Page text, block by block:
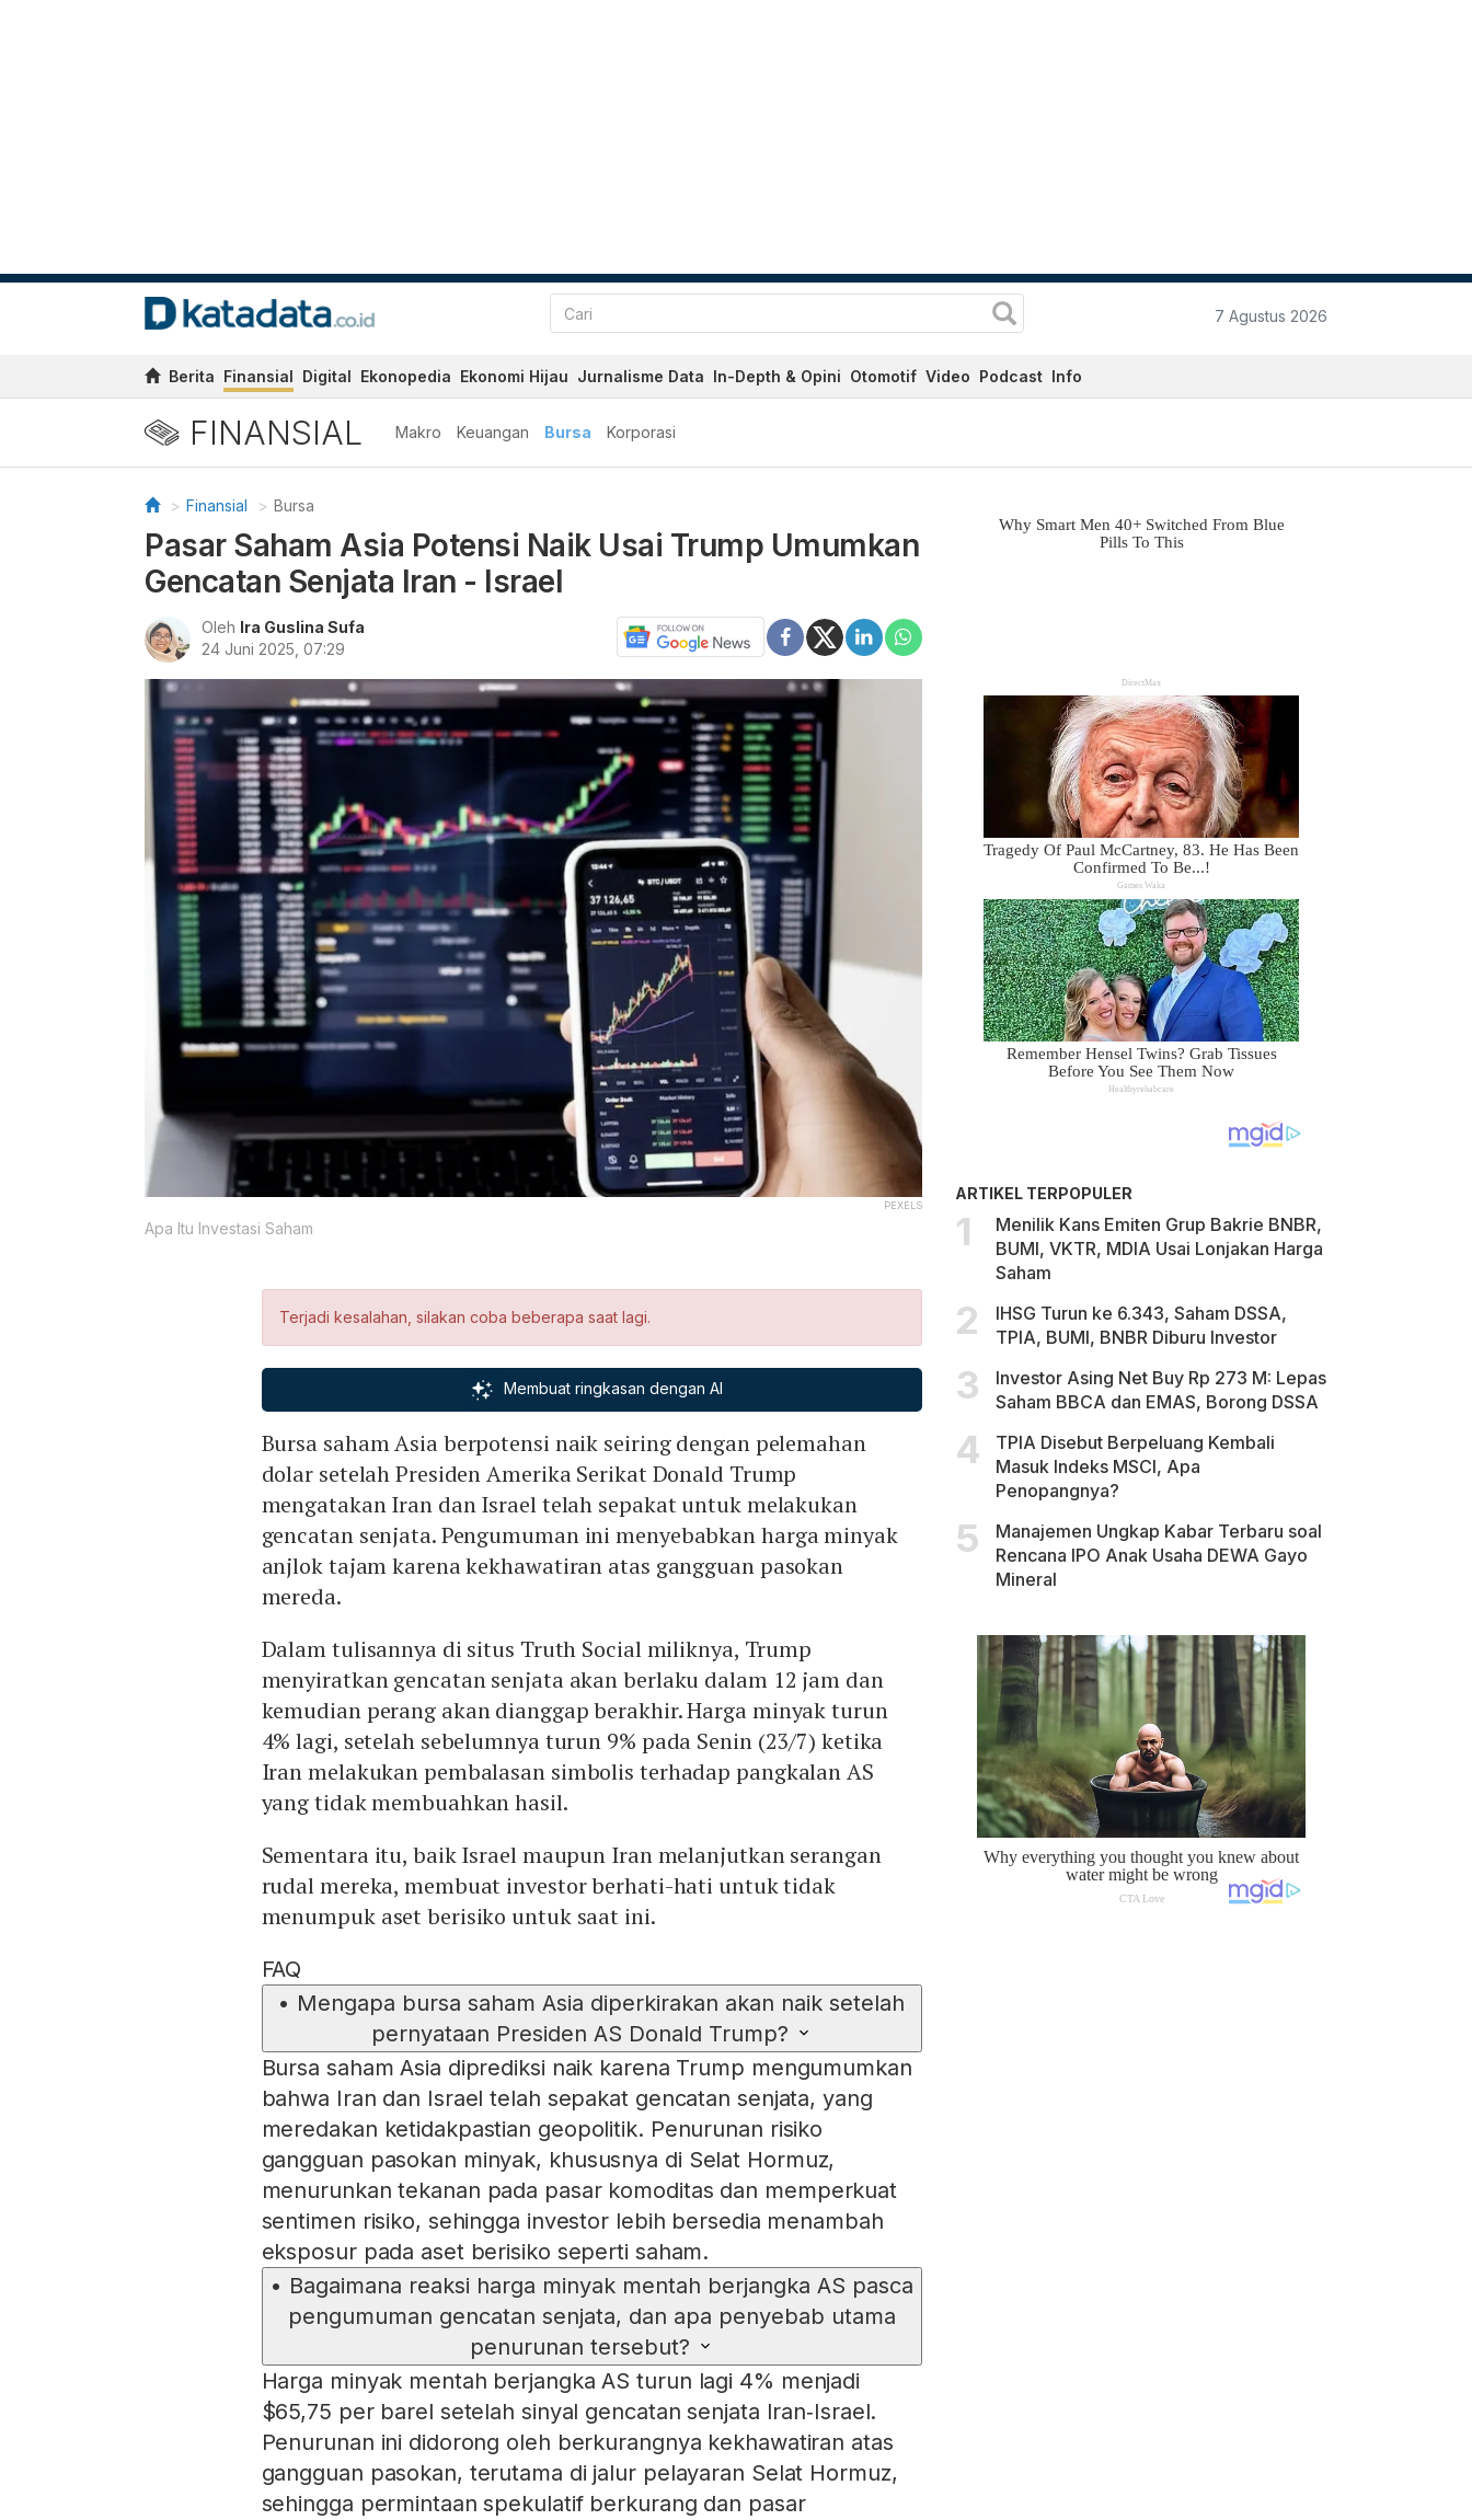
7 Agustus 2026
Berita Finansial Digital Ekonopedia Ekonomi Hijau Jurnalisme Data In-Depth & Opini Otomotif Video Podcast Info
FINANSIAL Makro Keuangan Bursa Korporasi
Finansial Bursa
Pasar Saham Asia Potensi Naik Usai Trump Umumkan
Gencatan Senjata Iran - Israel
Oleh Ira Guslina Sufa
24 Juni 2025, 07:29
PEXELS
Apa Itu Investasi Saham
Terjadi kesalahan, silakan coba beberapa saat lagi.
Membuat ringkasan dengan AI
Bursa saham Asia berpotensi naik seiring dengan pelemahan
dolar setelah Presiden Amerika Serikat Donald Trump
mengatakan Iran dan Israel telah sepakat untuk melakukan
gencatan senjata. Pengumuman ini menyebabkan harga minyak
anjlok tajam karena kekhawatiran atas gangguan pasokan
mereda.
Dalam tulisannya di situs Truth Social miliknya, Trump
menyiratkan gencatan senjata akan berlaku dalam 12 jam dan
kemudian perang akan dianggap berakhir. Harga minyak turun
4% lagi, setelah sebelumnya turun 9% pada Senin (23/7) ketika
Iran melakukan pembalasan simbolis terhadap pangkalan AS
yang tidak membuahkan hasil.
Sementara itu, baik Israel maupun Iran melanjutkan serangan
rudal mereka, membuat investor berhati-hati untuk tidak
menumpuk aset berisiko untuk saat ini.
FAQ
• Mengapa bursa saham Asia diperkirakan akan naik setelah
pernyataan Presiden AS Donald Trump?
Bursa saham Asia diprediksi naik karena Trump mengumumkan
bahwa Iran dan Israel telah sepakat gencatan senjata, yang
meredakan ketidakpastian geopolitik. Penurunan risiko
gangguan pasokan minyak, khususnya di Selat Hormuz,
menurunkan tekanan pada pasar komoditas dan memperkuat
sentimen risiko, sehingga investor lebih bersedia menambah
eksposur pada aset berisiko seperti saham.
• Bagaimana reaksi harga minyak mentah berjangka AS pasca
pengumuman gencatan senjata, dan apa penyebab utama
penurunan tersebut?
Harga minyak mentah berjangka AS turun lagi 4% menjadi
$65,75 per barel setelah sinyal gencatan senjata Iran‑Israel.
Penurunan ini didorong oleh berkurangnya kekhawatiran atas
gangguan pasokan, terutama di jalur pelayaran Selat Hormuz,
sehingga permintaan spekulatif berkurang dan pasar
ARTIKEL TERPOPULER
Menilik Kans Emiten Grup Bakrie BNBR,
BUMI, VKTR, MDIA Usai Lonjakan Harga
Saham
IHSG Turun ke 6.343, Saham DSSA,
TPIA, BUMI, BNBR Diburu Investor
Investor Asing Net Buy Rp 273 M: Lepas
Saham BBCA dan EMAS, Borong DSSA
TPIA Disebut Berpeluang Kembali
Masuk Indeks MSCI, Apa
Penopangnya?
Manajemen Ungkap Kabar Terbaru soal
Rencana IPO Anak Usaha DEWA Gayo
Mineral